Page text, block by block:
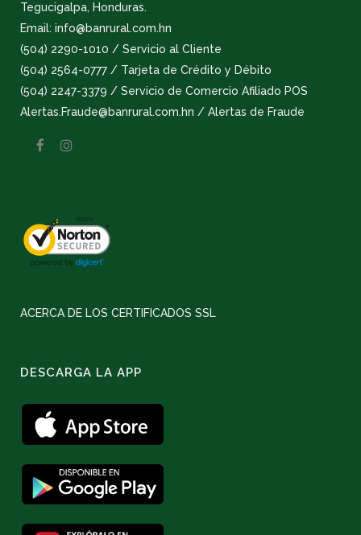
Tegucigalpa, Honduras.
Email: info@banrural.com.hn
(504) 2290-1010 / Servicio al Cliente
(504) 2564-0777 / Tarjeta de Crédito y Débito
(504) 2247-3379 / Servicio de Comercio Afiliado POS
Alertas.Fraude@banrural.com.hn / Alertas de Fraude
ACERCA DE LOS CERTIFICADOS SSL
DESCARGA LA APP